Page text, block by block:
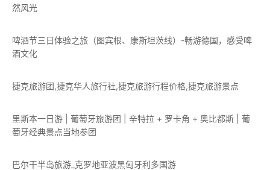
然风光
啤酒节三日体验之旅（图宾根、康斯坦茨线）-畅游德国，感受啤
酒文化
捷克旅游团,捷克华人旅行社,捷克旅游行程价格,捷克旅游景点
里斯本一日游 | 葡萄牙旅游团 | 辛特拉 + 罗卡角 + 奥比都斯 | 葡
萄牙经典景点当地参团
巴尔干半岛旅游_克罗地亚波黑匈牙利多国游